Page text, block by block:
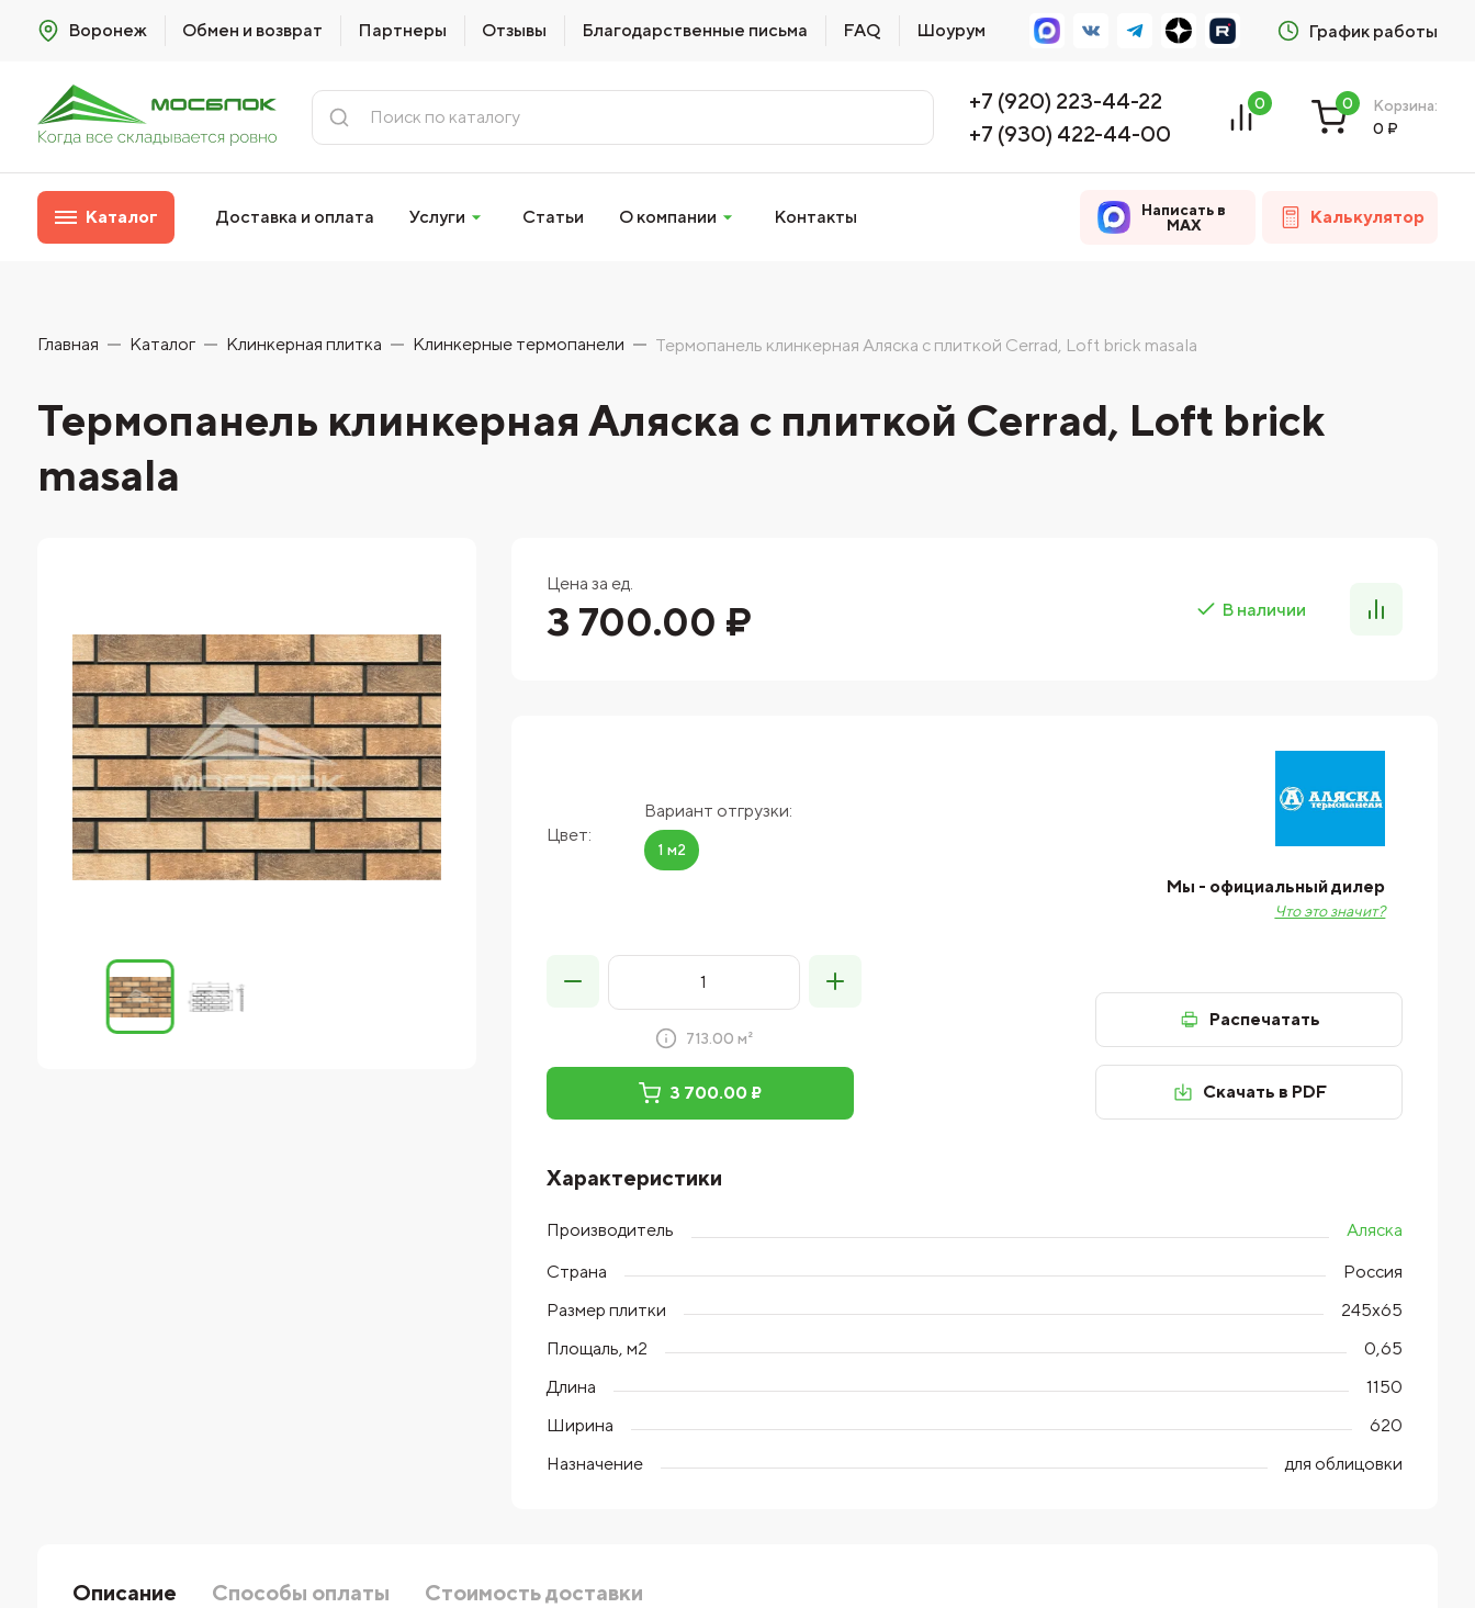
Воронеж Обмен и возврат Партнеры Отзывы Благодарственные письма FAQ Шоурум График работы
+7 (920) 223-44-22
+7 (930) 422-44-00
0 0
Корзина:
0 ₽
Каталог Доставка и оплата Услуги Статьи О компании Контакты
Написать в
MAX
Калькулятор
Главная Каталог Клинкерная плитка Клинкерные термопанели Термопанель клинкерная Аляска с плиткой Cerrad, Loft brick masala
Термопанель клинкерная Аляска с плиткой Cerrad, Loft brick
masala
Цена за ед.
3 700.00 ₽ В наличии
Цвет:
Вариант отгрузки:
1 м2
Мы - официальный дилер
Что это значит?
713.00 м²
3 700.00 ₽
Распечатать
Скачать в PDF
Характеристики
Производитель
Аляска
Страна
Россия
Размер плитки
245x65
Площаль, м2
0,65
Длина
1150
Ширина
620
Назначение
для облицовки
Описание Способы оплаты Стоимость доставки